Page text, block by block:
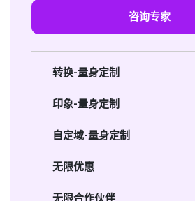
咨询专家
转换-量身定制
印象-量身定制
自定域-量身定制
无限优惠
无限合作伙伴